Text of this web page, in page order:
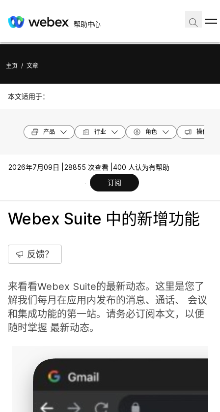
帮助中心
主页 / 文章
本文适用于：
产品 行业 角色 操作系统
2026年7月09日 | 28855 次查看 | 400 人认为有帮助
订阅
Webex Suite 中的新增功能
反馈？
来看看Webex Suite的最新动态。这里是您了
解我们每月在应用内发布的消息、通话、 会议
和集成功能的第一站。请务必订阅本文，以便
随时掌握 最新动态。